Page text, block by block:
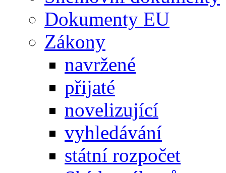
Dokumenty EU
Zákony
navržené
přijaté
novelizující
vyhledávání
státní rozpočet